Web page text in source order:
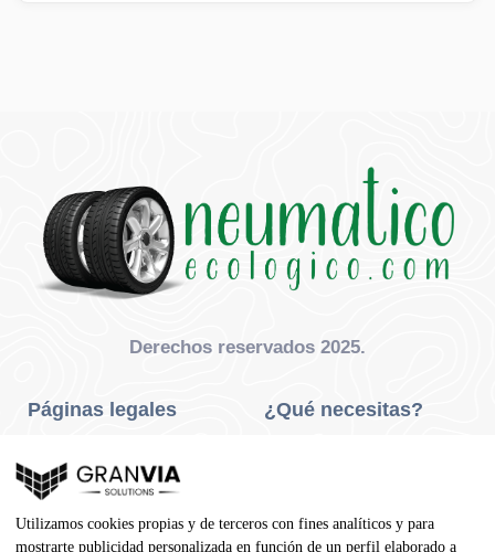
Derechos reservados 2025.
Páginas legales
Privacidad Y Cookies
Aviso Legal
Condiciones De Compra
¿Qué necesitas?
Neumáticos Agrícola
Utilizamos cookies propias y de terceros con fines analíticos y para
mostrarte publicidad personalizada en función de un perfil elaborado a